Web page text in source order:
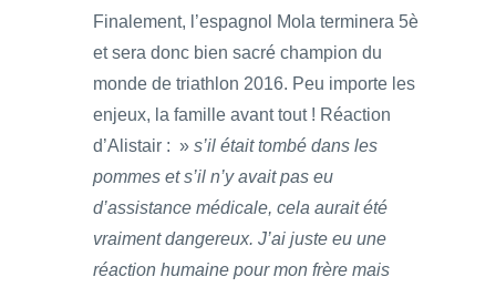
Finalement, l’espagnol Mola terminera 5è
et sera donc bien sacré champion du
monde de triathlon 2016. Peu importe les
enjeux, la famille avant tout ! Réaction
d’Alistair : » s’il était tombé dans les
pommes et s’il n’y avait pas eu
d’assistance médicale, cela aurait été
vraiment dangereux. J’ai juste eu une
réaction humaine pour mon frère mais